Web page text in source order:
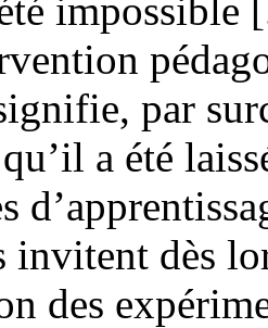
par
a été
invitent dès
des